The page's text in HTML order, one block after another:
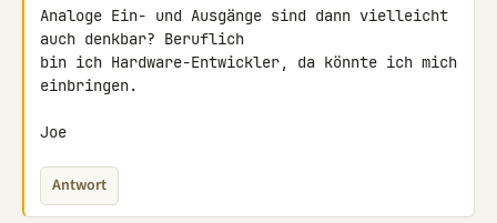
Analoge Ein- und Ausgänge sind dann vielleicht
auch denkbar? Beruflich
bin ich Hardware-Entwickler, da könnte ich mich
einbringen.
Joe
Antwort